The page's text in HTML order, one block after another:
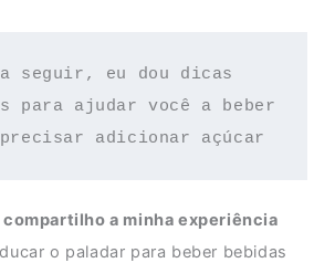
seguir, eu dou dicas
para ajudar você a beber
precisar adicionar açúcar
compartilho a minha experiência
o paladar para beber bebidas